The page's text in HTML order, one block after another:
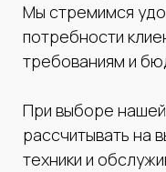
Мы стремимся
потребности
требованиям и
При выборе
рассчитывать на
техники и